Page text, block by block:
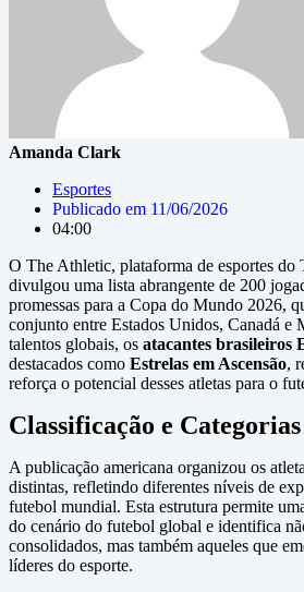
Amanda Clark
Esportes
Publicado em 11/06/2026
04:00
O The Athletic, plataforma de esportes do
divulgou uma lista abrangente de 200
promessas para a Copa do Mundo 2026,
conjunto entre Estados Unidos, Canadá e
talentos globais, os atacantes brasileiros
destacados como Estrelas em Ascensão,
reforça o potencial desses atletas para o
Classificação e
A publicação americana organizou os
distintas, refletindo diferentes níveis de
futebol mundial. Esta estrutura permite
do cenário do futebol global e identifica
consolidados, mas também aqueles que
líderes do esporte.